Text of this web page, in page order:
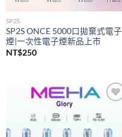
SP2S
SP2S ONCE 5000口拋棄式電子
煙|一次性電子煙新品上市
NT$250
wishlist